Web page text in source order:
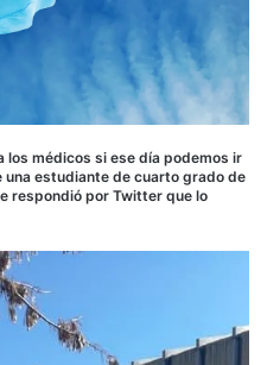
los médicos si ese día podemos ir
una estudiante de cuarto grado de
respondió por Twitter que lo